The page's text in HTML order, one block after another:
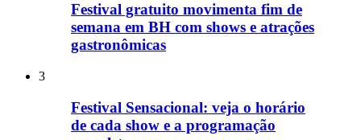
Festival gratuito movimenta fim de
semana em BH com shows e atrações
gastronômicas
3
Festival Sensacional: veja o horário
de cada show e a programação